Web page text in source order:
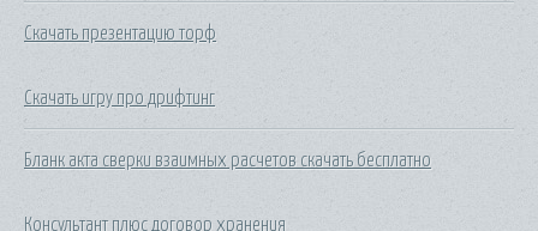
Скачать презентацию торф
Скачать игру про дрифтинг
Бланк акта сверки взаимных расчетов скачать бесплатно
Консультант плюс договор хранения